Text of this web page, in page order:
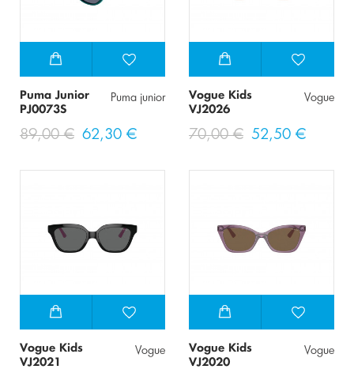
Puma Junior
PJ0073S
Puma junior
89,00 € 62,30 €
Vogue Kids
VJ2026
Vogue
70,00 € 52,50 €
Vogue Kids
VJ2021
Vogue
Vogue Kids
VJ2020
Vogue